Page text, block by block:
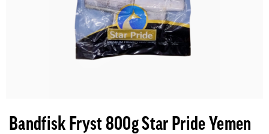
Bandfisk Fryst 800g Star Pride Yemen